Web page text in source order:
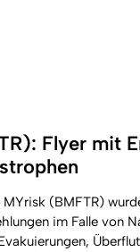
Flyer mit
(BMFTR)
im Falle von